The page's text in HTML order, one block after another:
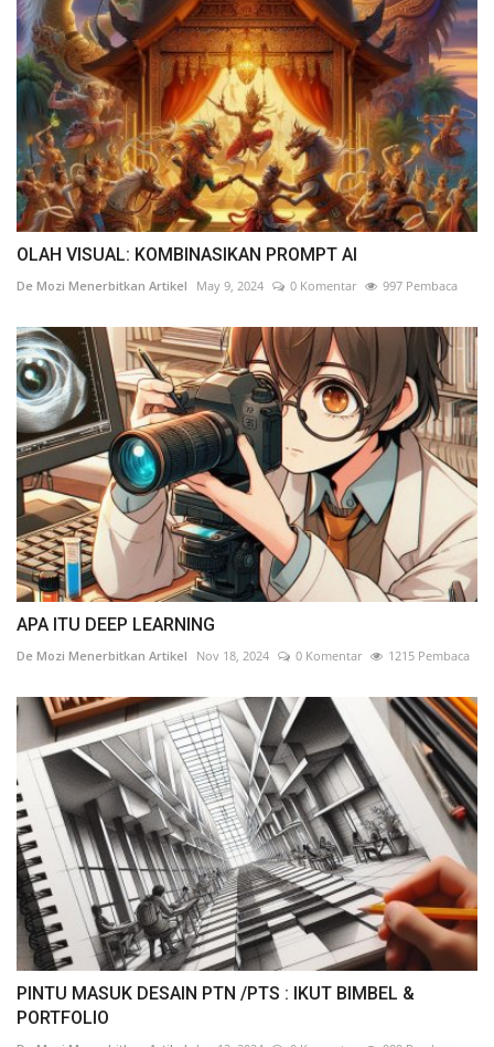
OLAH VISUAL: KOMBINASIKAN PROMPT AI
De Mozi Menerbitkan Artikel May 9, 2024 0 Komentar 997 Pembaca
APA ITU DEEP LEARNING
De Mozi Menerbitkan Artikel Nov 18, 2024 0 Komentar 1215 Pembaca
PINTU MASUK DESAIN PTN /PTS : IKUT BIMBEL &
PORTFOLIO